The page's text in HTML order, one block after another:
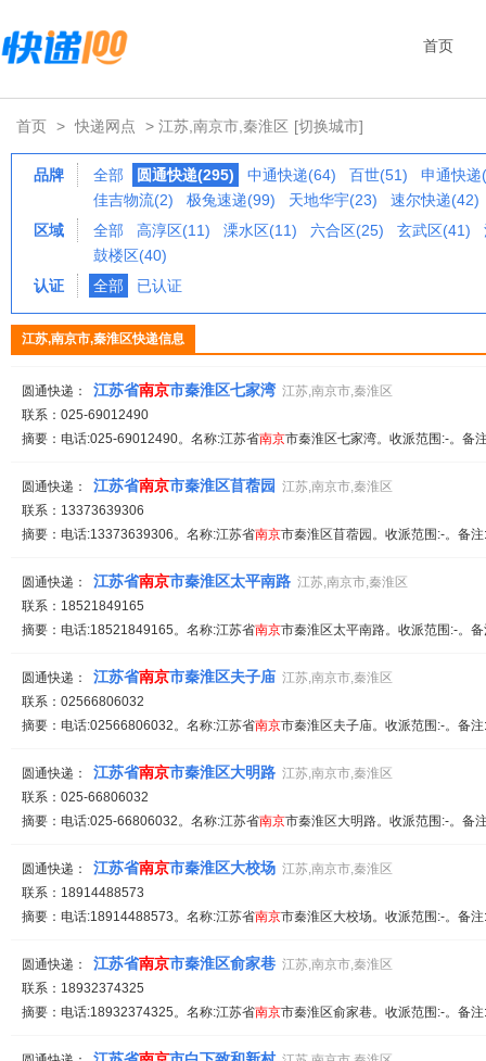
首页
首页 > 快递网点 > 江苏,南京市,秦淮区 [切换城市]
品牌 全部 圆通快递(295) 中通快递(64) 百世(51)
申通快递
佳吉物流(2)
极兔速递(99) 天地华宇(23)
速尔快递(42)
区域
全部 高淳区(11) 溧水区(11) 六合区(25) 玄武区(41)
鼓楼区(40)
认证
全部 已认证
江苏,南京市,秦淮区快递信息
圆通快递： 江苏省南京市秦淮区七家湾 江苏,南京市,秦淮区
联系：025-69012490
摘要：电话:025-69012490。名称:江苏省南京市秦淮区七家湾。收派范围:-。备
圆通快递： 江苏省南京市秦淮区苜蓿园 江苏,南京市,秦淮区
联系：13373639306
摘要：电话:13373639306。名称:江苏省南京市秦淮区苜蓿园。收派范围:-。备
圆通快递： 江苏省南京市秦淮区太平南路 江苏,南京市,秦淮区
联系：18521849165
摘要：电话:18521849165。名称:江苏省南京市秦淮区太平南路。收派范围:-。
圆通快递： 江苏省南京市秦淮区夫子庙 江苏,南京市,秦淮区
联系：02566806032
摘要：电话:02566806032。名称:江苏省南京市秦淮区夫子庙。收派范围:-。备
圆通快递： 江苏省南京市秦淮区大明路 江苏,南京市,秦淮区
联系：025-66806032
摘要：电话:025-66806032。名称:江苏省南京市秦淮区大明路。收派范围:-。备
圆通快递： 江苏省南京市秦淮区大校场 江苏,南京市,秦淮区
联系：18914488573
摘要：电话:18914488573。名称:江苏省南京市秦淮区大校场。收派范围:-。备
圆通快递： 江苏省南京市秦淮区俞家巷 江苏,南京市,秦淮区
联系：18932374325
摘要：电话:18932374325。名称:江苏省南京市秦淮区俞家巷。收派范围:-。备